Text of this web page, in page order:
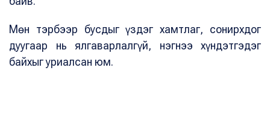
Мөн тэрбээр бусдыг үздэг хамтлаг, сонирхдог
дуугаар нь ялгаварлалгүй, нэгнээ хүндэтгэдэг
байхыг уриалсан юм.